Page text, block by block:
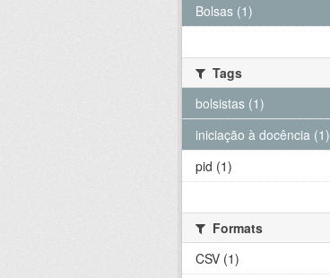
Bolsas (1)
Tags
bolsistas (1)
iniciação à docência (1)
pid (1)
Formats
CSV (1)